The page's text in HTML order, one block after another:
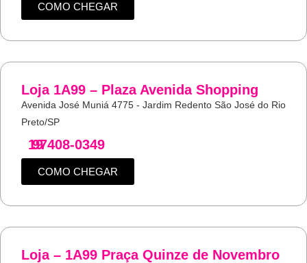
COMO CHEGAR
Loja 1A99 – Plaza Avenida Shopping
Avenida José Muniá 4775 - Jardim Redento São José do Rio
Preto/SP
19
97408-0349
COMO CHEGAR
Loja – 1A99 Praça Quinze de Novembro